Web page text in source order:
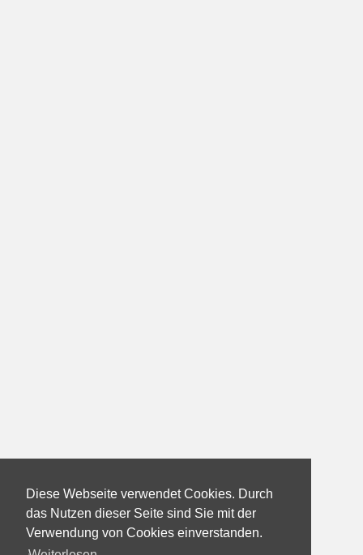
Diese Webseite verwendet Cookies. Durch
das Nutzen dieser Seite sind Sie mit der
Verwendung von Cookies einverstanden.